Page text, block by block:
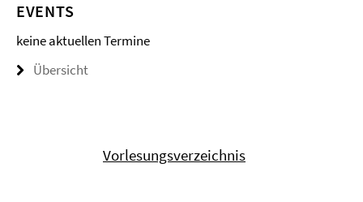
EVENTS
keine aktuellen Termine
Übersicht
Vorlesungsverzeichnis